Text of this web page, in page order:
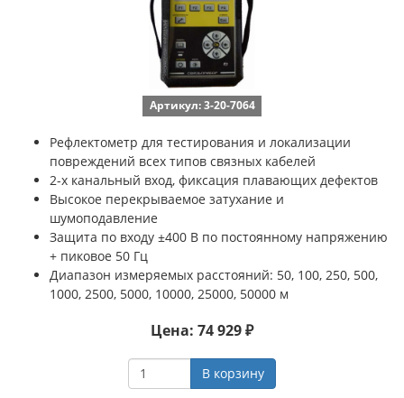
Артикул: 3-20-7064
Рефлектометр для тестирования и локализации
повреждений всех типов связных кабелей
2-х канальный вход, фиксация плавающих дефектов
Высокое перекрываемое затухание и
шумоподавление
Защита по входу ±400 В по постоянному напряжению
+ пиковое 50 Гц
Диапазон измеряемых расстояний: 50, 100, 250, 500,
1000, 2500, 5000, 10000, 25000, 50000 м
Цена: 74 929 ₽
В корзину